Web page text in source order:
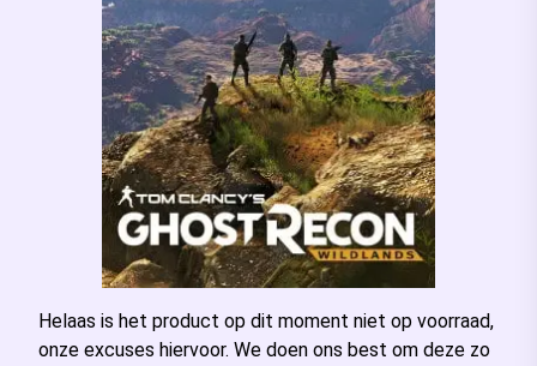
Helaas is het product op dit moment niet op voorraad,
onze excuses hiervoor. We doen ons best om deze zo